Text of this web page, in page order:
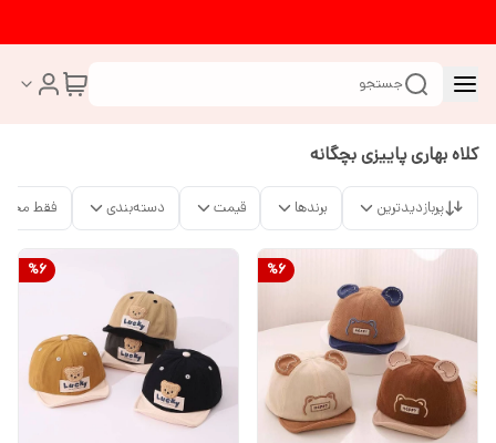
جستجو
کلاه بهاری پاییزی بچگانه
پربازدیدترین برندها قیمت دسته‌بندی فقط
%6
%6